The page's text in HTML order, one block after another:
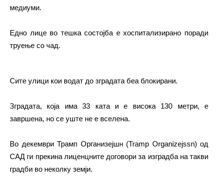
медиуми.
Едно лице во тешка состојба е хоспитализирано поради
труење со чад.
Сите улици кои водат до зградата беа блокирани.
Зградата, која има 33 ката и е висока 130 метри, е
завршена, но се уште не е вселена.
Во декември Трамп Организејшн (Tramp Organizejssn) од
САД ги прекина лиценцните договори за изградба на такви
градби во неколку земји.